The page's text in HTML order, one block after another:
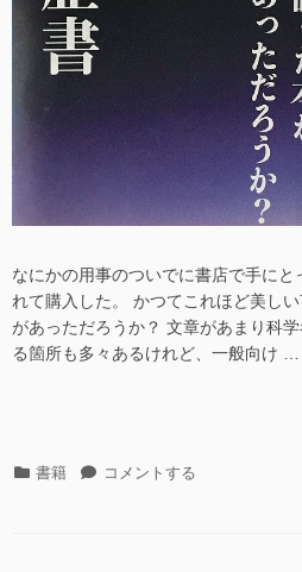
なにかの用事のついでに書店で手に
れて購入した。 かつてこれほど美し
があっただろうか？ 文章があまり科
る箇所も多々あるけれど、一般向け …
カ 書籍
[書
コメントする